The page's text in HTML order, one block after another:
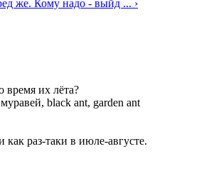
же. Кому надо - выйд ... ›
время их лёта?
black ant, garden ant
раз-таки в июле-августе.